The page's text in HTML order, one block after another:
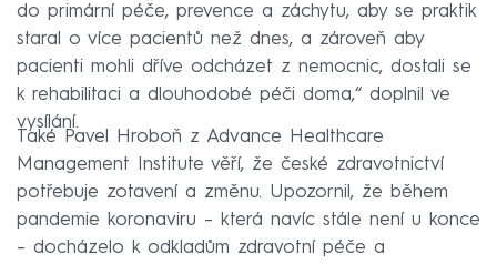
do primární péče, prevence a záchytu, aby se praktik
staral o více pacientů než dnes, a zároveň aby
pacienti mohli dříve odcházet z nemocnic, dostali se
k rehabilitaci a dlouhodobé péči doma,“ doplnil ve
vysílání.
Také Pavel Hroboň z Advance Healthcare
Management Institute věří, že české zdravotnictví
potřebuje zotavení a změnu. Upozornil, že během
pandemie koronaviru – která navíc stále není u konce
– docházelo k odkladům zdravotní péče a